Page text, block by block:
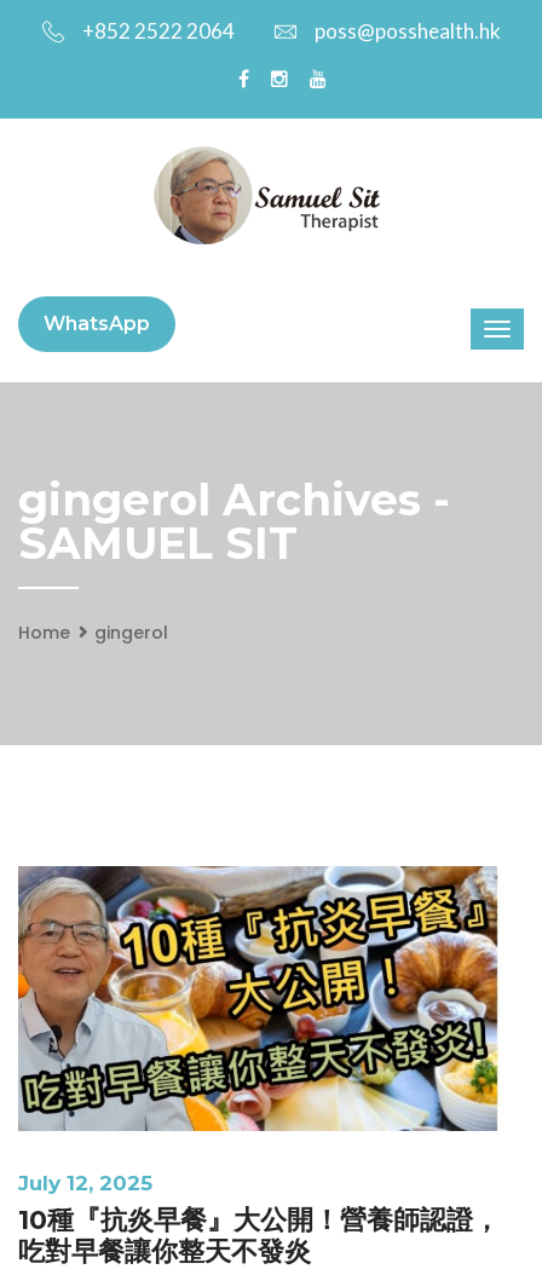
+852 2522 2064 poss@posshealth.hk
WhatsApp
gingerol Archives -
SAMUEL SIT
Home gingerol
July 12, 2025
10種『抗炎早餐』大公開！營養師認證，
吃對早餐讓你整天不發炎